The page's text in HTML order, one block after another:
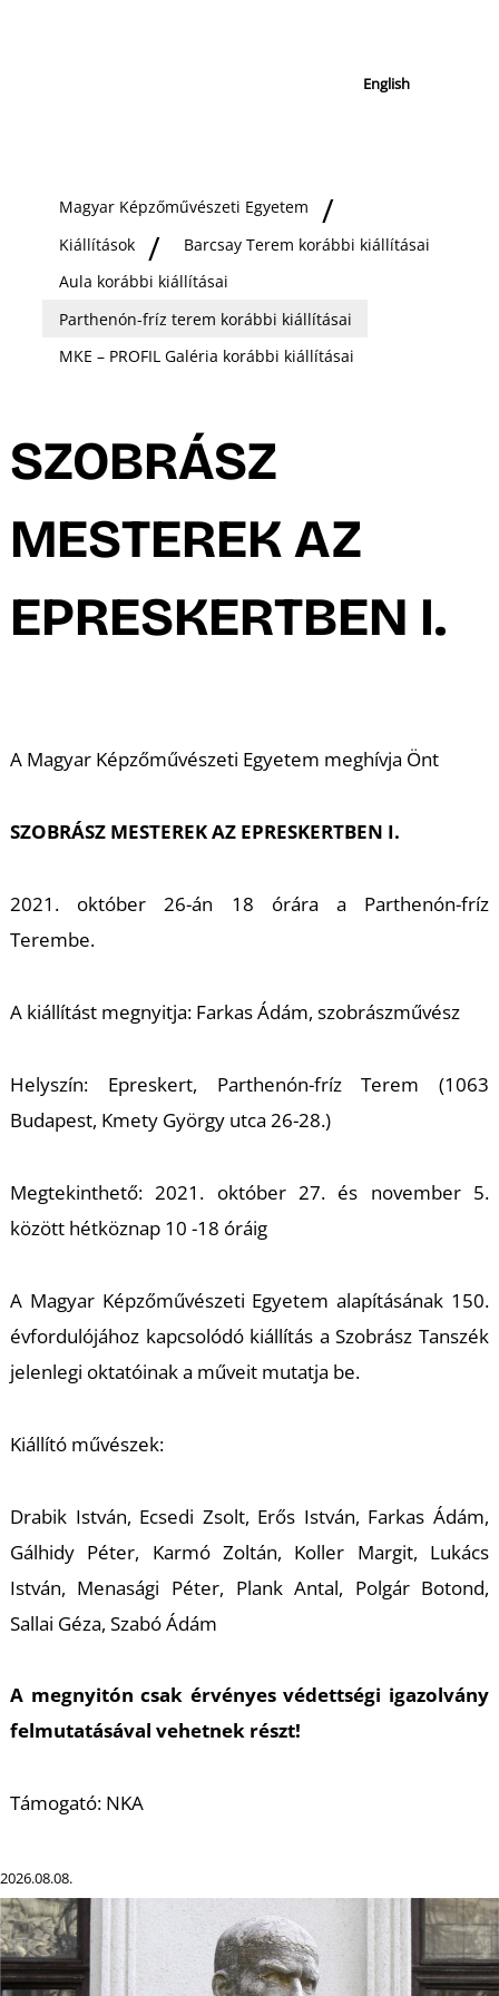
English
Magyar Képzőművészeti Egyetem
Kiállítások
Barcsay Terem korábbi kiállításai
Aula korábbi kiállításai
Parthenón-fríz terem korábbi kiállításai
MKE – PROFIL Galéria korábbi kiállításai
SZOBRÁSZ
MESTEREK AZ
EPRESKERTBEN I.
A Magyar Képzőművészeti Egyetem meghívja Önt
SZOBRÁSZ MESTEREK AZ EPRESKERTBEN I.
2021. október 26-án 18 órára a Parthenón-fríz
Terembe.
A kiállítást megnyitja: Farkas Ádám, szobrászművész
Helyszín: Epreskert, Parthenón-fríz Terem (1063
Budapest, Kmety György utca 26-28.)
Megtekinthető: 2021. október 27. és november 5.
között hétköznap 10 -18 óráig
A Magyar Képzőművészeti Egyetem alapításának 150.
évfordulójához kapcsolódó kiállítás a Szobrász Tanszék
jelenlegi oktatóinak a műveit mutatja be.
Kiállító művészek:
Drabik István, Ecsedi Zsolt, Erős István, Farkas Ádám,
Gálhidy Péter, Karmó Zoltán, Koller Margit, Lukács
István, Menasági Péter, Plank Antal, Polgár Botond,
Sallai Géza, Szabó Ádám
A megnyitón csak érvényes védettségi igazolvány
felmutatásával vehetnek részt!
Támogató: NKA
2026.08.08.